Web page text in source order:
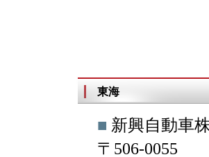
東海
■ 新興自動車
〒506-0055